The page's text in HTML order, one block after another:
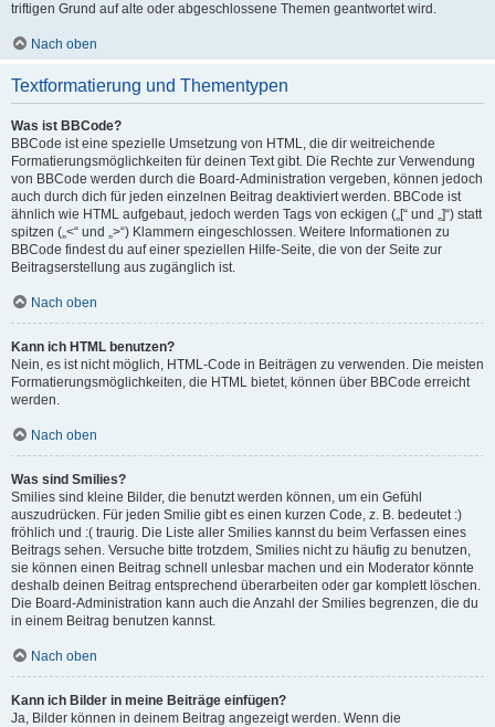
triftigen Grund auf alte oder abgeschlossene Themen geantwortet wird.
Nach oben
Textformatierung und Thementypen
Was ist BBCode?
BBCode ist eine spezielle Umsetzung von HTML, die dir weitreichende
Formatierungsmöglichkeiten für deinen Text gibt. Die Rechte zur Verwendung
von BBCode werden durch die Board-Administration vergeben, können jedoch
auch durch dich für jeden einzelnen Beitrag deaktiviert werden. BBCode ist
ähnlich wie HTML aufgebaut, jedoch werden Tags von eckigen („[“ und „]“) statt
spitzen („<“ und „>“) Klammern eingeschlossen. Weitere Informationen zu
BBCode findest du auf einer speziellen Hilfe-Seite, die von der Seite zur
Beitragserstellung aus zugänglich ist.
Nach oben
Kann ich HTML benutzen?
Nein, es ist nicht möglich, HTML-Code in Beiträgen zu verwenden. Die meisten
Formatierungsmöglichkeiten, die HTML bietet, können über BBCode erreicht
werden.
Nach oben
Was sind Smilies?
Smilies sind kleine Bilder, die benutzt werden können, um ein Gefühl
auszudrücken. Für jeden Smilie gibt es einen kurzen Code, z. B. bedeutet :)
fröhlich und :( traurig. Die Liste aller Smilies kannst du beim Verfassen eines
Beitrags sehen. Versuche bitte trotzdem, Smilies nicht zu häufig zu benutzen,
sie können einen Beitrag schnell unlesbar machen und ein Moderator könnte
deshalb deinen Beitrag entsprechend überarbeiten oder gar komplett löschen.
Die Board-Administration kann auch die Anzahl der Smilies begrenzen, die du
in einem Beitrag benutzen kannst.
Nach oben
Kann ich Bilder in meine Beiträge einfügen?
Ja, Bilder können in deinem Beitrag angezeigt werden. Wenn die